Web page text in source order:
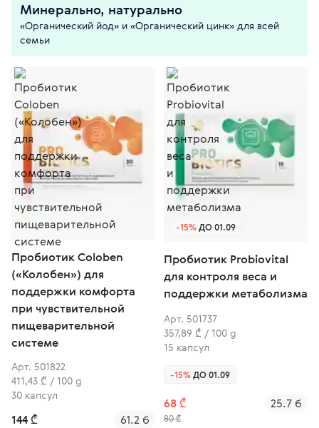
Минерально, натурально
«Органический йод» и «Органический цинк» для всей
семьи
Пробиотик Coloben
(«Колобен») для
поддержки комфорта
при чувствительной
пищеварительной
системе
Арт. 501822
411,43 ₾ / 100 g
30 капсул
144 ₾ 61.2 б
-15%ДО 01.09
Пробиотик Probiovital
для контроля веса и
поддержки метаболизма
Арт. 501737
357,89 ₾ / 100 g
15 капсул
-15%ДО 01.09
68 ₾
80 ₾
25.7 б